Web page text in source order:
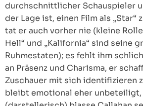
durchschnittlicher Schauspieler
der Lage ist, einen Film als „Star“
tat er auch vorher nie (kleine
Hell“ und „Kalifornia“ sind seine
Ruhmestaten); es fehlt ihm
an Präsenz und Charisma, er
Zuschauer mit sich identifizieren
bleibt emotional eher unbeteiligt,